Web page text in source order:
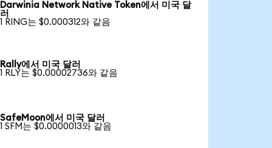
Darwinia Network Native Token에서 미국 달
러
1 RING는 $0.000312와 같음
Rally에서 미국 달러
1 RLY는 $0.00002736와 같음
SafeMoon에서 미국 달러
1 SFM는 $0.0000013와 같음